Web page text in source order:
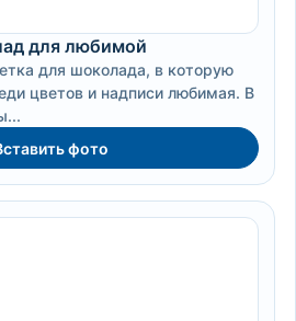
для любимой
для шоколада, в которую
цветов и надписи любимая. В
фото